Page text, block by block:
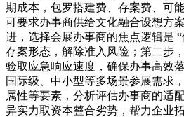
期成本，包罗搭建费、存案费、可
可要求办事商供给文化融合设想方
进，选择会展办事商的焦点逻辑是
存案形态，解除准入风险；第二步
验取应急响应速度，确保办事高效
国际级、中小型等多场景参展需求
属性等要素，分析评估办事商的适
异实力取资本整合劣势，帮力企业